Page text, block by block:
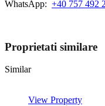
WhatsApp: +40 757 492
Proprietati similare
Similar
View Property